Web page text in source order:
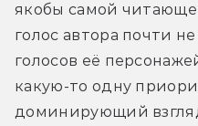
якобы самой
голос автора почти
голосов её
какую-то одну
доминирующий